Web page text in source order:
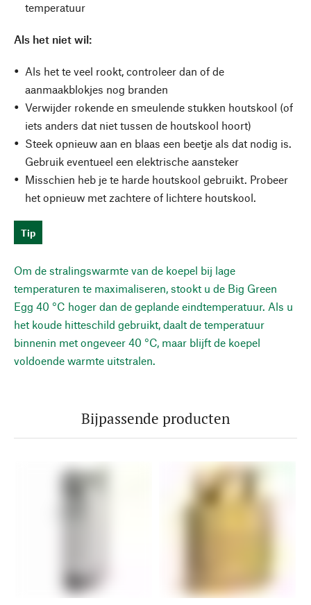
temperatuur
Als het niet wil:
Als het te veel rookt, controleer dan of de
aanmaakblokjes nog branden
Verwijder rokende en smeulende stukken houtskool (of
iets anders dat niet tussen de houtskool hoort)
Steek opnieuw aan en blaas een beetje als dat nodig is.
Gebruik eventueel een elektrische aansteker
Misschien heb je te harde houtskool gebruikt. Probeer
het opnieuw met zachtere of lichtere houtskool.
Tip
Om de stralingswarmte van de koepel bij lage
temperaturen te maximaliseren, stookt u de Big Green
Egg 40 °C hoger dan de geplande eindtemperatuur. Als u
het koude hitteschild gebruikt, daalt de temperatuur
binnenin met ongeveer 40 °C, maar blijft de koepel
voldoende warmte uitstralen.
Bijpassende producten